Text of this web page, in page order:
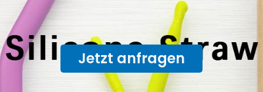
Jetzt anfragen